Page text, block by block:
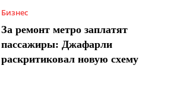
Бизнес
За ремонт метро заплатят
пассажиры: Джафарли
раскритиковал новую схему